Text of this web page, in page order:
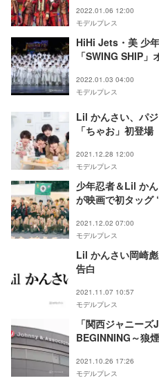
2022.01.06 12:00
モデルプレス
HiHi Jets・美 少
「SWING SHIP
2022.01.03 04:00
モデルプレス
Lil かんさい、パ
「ちゃお」初登場
2021.12.28 12:00
モデルプレス
少年忍者＆Lil か
が映画で初タッグ
2021.12.02 07:00
モデルプレス
Lil かんさい岡崎
告白
2021.11.07 10:57
モデルプレス
「関西ジャニー
BEGINNING～狼
2021.10.26 17:26
モデルプレス